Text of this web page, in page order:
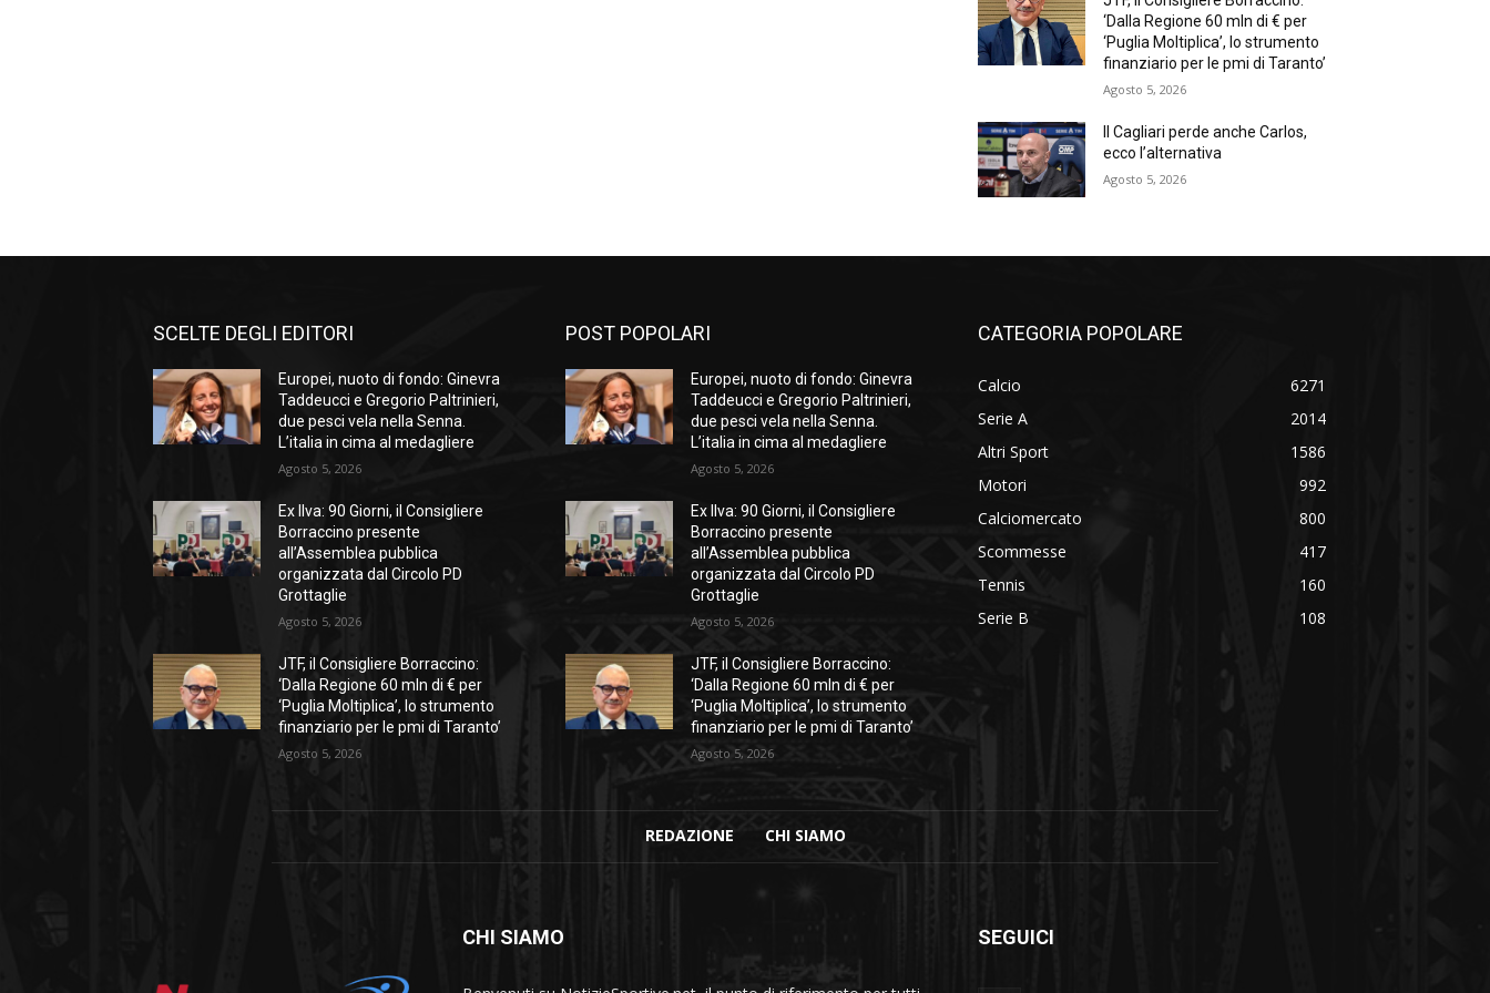
‘Dalla Regione 60 mln di € per
‘Puglia Moltiplica’, lo strumento
finanziario per le pmi di Taranto’
Agosto 5, 2026
Il Cagliari perde anche Carlos,
ecco l’alternativa
Agosto 5, 2026
SCELTE DEGLI EDITORI
Europei, nuoto di fondo: Ginevra
Taddeucci e Gregorio Paltrinieri,
due pesci vela nella Senna.
L’italia in cima al medagliere
Agosto 5, 2026
Ex Ilva: 90 Giorni, il Consigliere
Borraccino presente
all’Assemblea pubblica
organizzata dal Circolo PD
Grottaglie
Agosto 5, 2026
JTF, il Consigliere Borraccino:
‘Dalla Regione 60 mln di € per
‘Puglia Moltiplica’, lo strumento
finanziario per le pmi di Taranto’
Agosto 5, 2026
POST POPOLARI
Europei, nuoto di fondo: Ginevra
Taddeucci e Gregorio Paltrinieri,
due pesci vela nella Senna.
L’italia in cima al medagliere
Agosto 5, 2026
Ex Ilva: 90 Giorni, il Consigliere
Borraccino presente
all’Assemblea pubblica
organizzata dal Circolo PD
Grottaglie
Agosto 5, 2026
JTF, il Consigliere Borraccino:
‘Dalla Regione 60 mln di € per
‘Puglia Moltiplica’, lo strumento
finanziario per le pmi di Taranto’
Agosto 5, 2026
CATEGORIA POPOLARE
Calcio
6271
Serie A
2014
Altri Sport
1586
Motori
992
Calciomercato
800
Scommesse
417
Tennis
160
Serie B
108
REDAZIONE CHI SIAMO
CHI SIAMO SEGUICI